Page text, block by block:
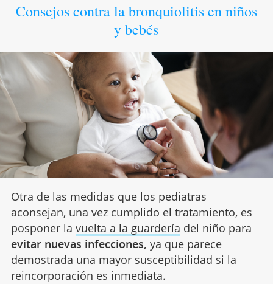
Consejos contra la bronquiolitis en niños
y bebés
Otra de las medidas que los pediatras
aconsejan, una vez cumplido el tratamiento, es
posponer la vuelta a la guardería del niño para
evitar nuevas infecciones, ya que parece
demostrada una mayor susceptibilidad si la
reincorporación es inmediata.